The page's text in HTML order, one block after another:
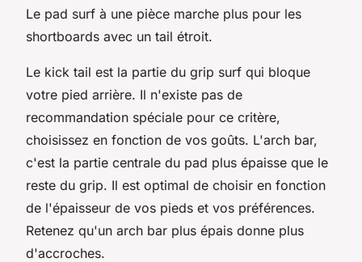
Le pad surf à une pièce marche plus pour les
shortboards avec un tail étroit.
Le kick tail est la partie du grip surf qui bloque
votre pied arrière. Il n'existe pas de
recommandation spéciale pour ce critère,
choisissez en fonction de vos goûts. L'arch bar,
c'est la partie centrale du pad plus épaisse que le
reste du grip. Il est optimal de choisir en fonction
de l'épaisseur de vos pieds et vos préférences.
Retenez qu'un arch bar plus épais donne plus
d'accroches.